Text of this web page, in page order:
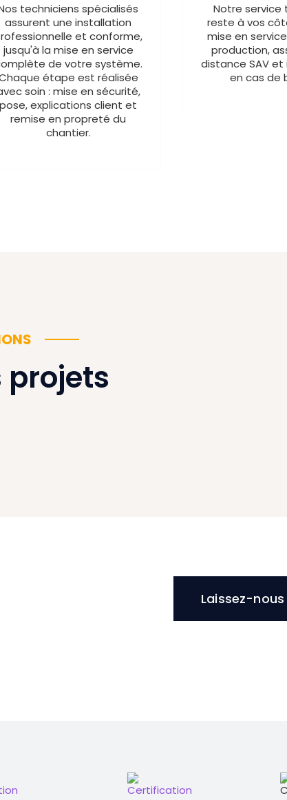
techniciens spécialisés
assurent une installation
et conforme,
jusqu'à la mise en service
de votre système.
étape est réalisée
soin : mise en sécurité,
pose, explications client et
remise en propreté du
chantier.
Notre service
reste à vos
mise en
production,
distance SAV
en cas de
projets
Laissez-